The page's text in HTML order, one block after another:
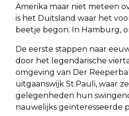
Amerika maar niet meteen
is het Duitsland waar het
beetje begon. In Hamburg,
De eerste stappen naar
door het legendarische
omgeving van Der
uitgaanswijk St.Pauli, waar
gelegenheden hun
nauwelijks geïnteresseerde